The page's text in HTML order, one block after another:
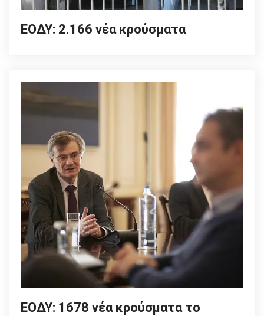
ΕΟΔΥ: 2.166 νέα κρούσματα
ΕΟΔΥ: 1678 νέα κρούσματα το